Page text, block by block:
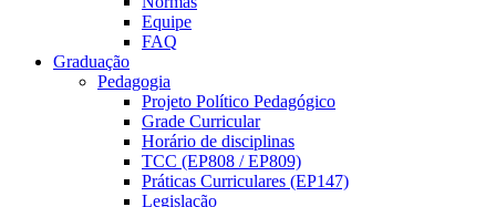
Equipe
FAQ
Graduação
Pedagogia
Projeto Político Pedagógico
Grade Curricular
Horário de disciplinas
TCC (EP808 / EP809)
Práticas Curriculares (EP147)
Legislação